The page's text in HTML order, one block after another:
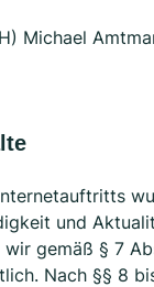
Michael
und
gemäß § 7
Nach §§ 8